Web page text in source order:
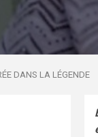
DANS LA LÉGENDE